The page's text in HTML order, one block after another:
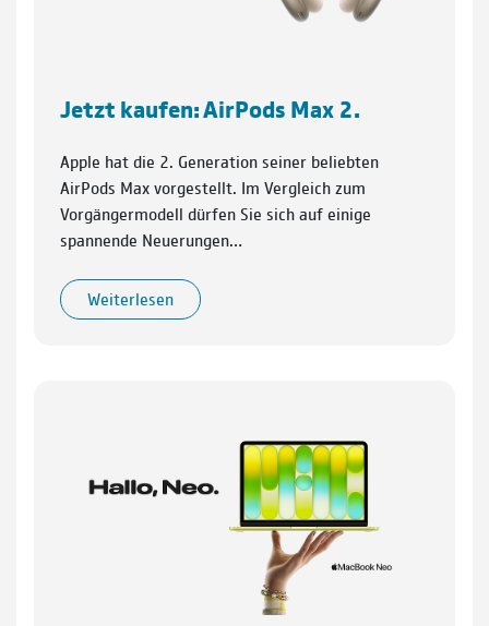
Jetzt kaufen: AirPods Max 2.
Apple hat die 2. Generation seiner beliebten
AirPods Max vorgestellt. Im Vergleich zum
Vorgängermodell dürfen Sie sich auf einige
spannende Neuerungen…
Weiterlesen